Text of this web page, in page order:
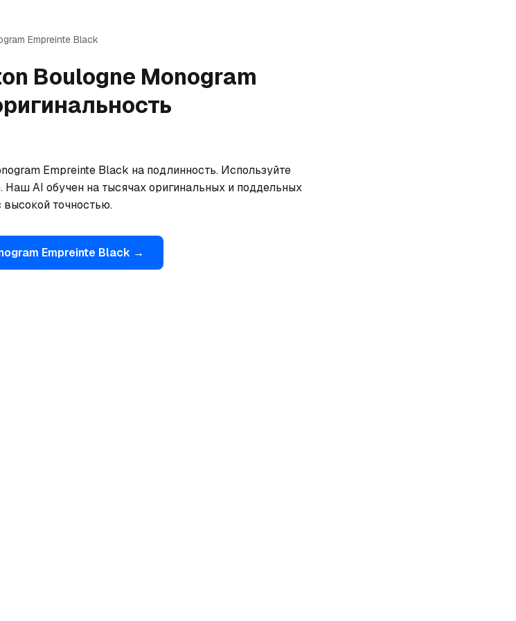
Empreinte Black
Boulogne Monogram
Empreinte Black на подлинность. Используйте
AI обучен на тысячах оригинальных и поддельных
точностью.
Empreinte Black →